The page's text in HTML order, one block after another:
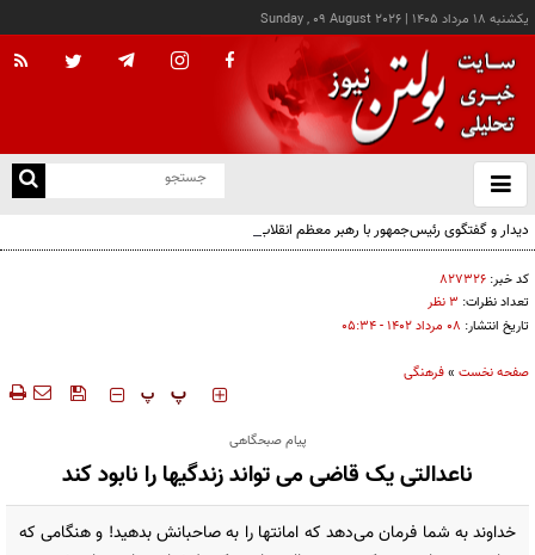
يکشنبه ۱۸ مرداد ۱۴۰۵ |
Sunday , 09 August 2026
باز
و
دیدار و گفتگوی رئیس‌جمهور با رهبر معظم انقلاب درباره مسائل اقتصادی و نظامی کشور
کد خبر: ۸۲۷۳۲۶
تعداد نظرات: ۳ نظر
تاریخ انتشار: ۰۸ مرداد ۱۴۰۲ - ۰۵:۳۴
صفحه نخست »فرهنگی
‍‍‍ پ پ
پیام صبحگاهی
ناعدالتی یک قاضی می تواند زندگیها را نابود کند
خداوند به شما فرمان می‌دهد که امانتها را به صاحبانش بدهید! و هنگامی که